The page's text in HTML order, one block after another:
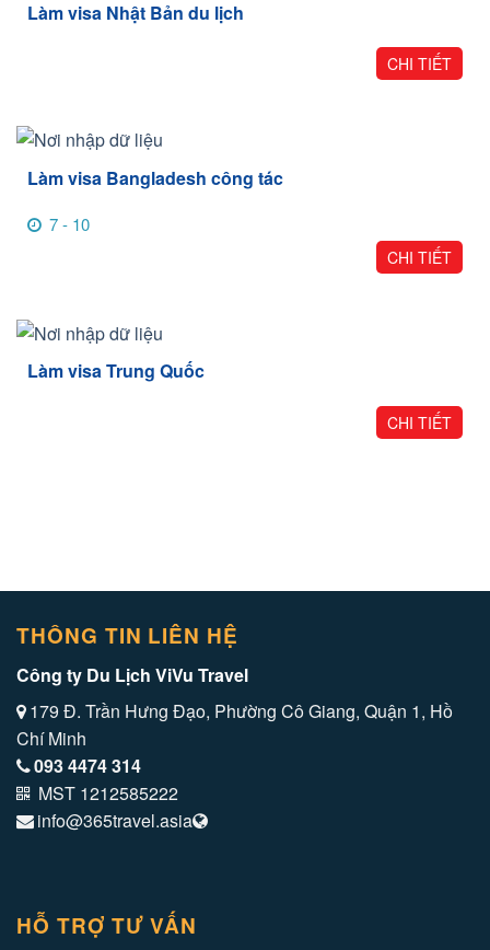
Làm visa Nhật Bản du lịch
CHI TIẾT
Làm visa Bangladesh công tác
7 - 10
CHI TIẾT
Làm visa Trung Quốc
CHI TIẾT
THÔNG TIN LIÊN HỆ
Công ty Du Lịch ViVu Travel
179 Đ. Trần Hưng Đạo, Phường Cô Giang, Quận 1, Hồ
Chí Minh
093 4474 314
MST 1212585222
info@365travel.asia
HỖ TRỢ TƯ VẤN